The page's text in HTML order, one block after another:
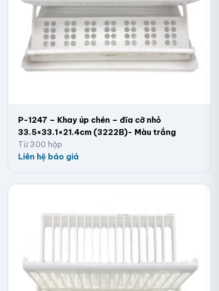
P-1247 – Khay úp chén – đĩa cỡ nhỏ
33.5×33.1×21.4cm (3222B)- Màu trắng
Từ 300 hộp
Liên hệ báo giá